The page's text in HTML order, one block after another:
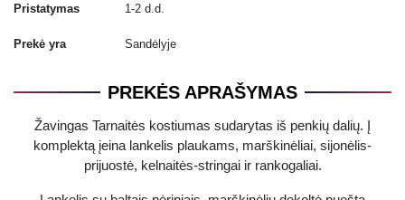
Pristatymas 1-2 d.d.
Prekė yra Sandėlyje
PREKĖS APRAŠYMAS
Žavingas Tarnaitės kostiumas sudarytas iš penkių dalių. Į
komplektą įeina lankelis plaukams, marškinėliai, sijonėlis-
prijuostė, kelnaitės-stringai ir rankogaliai.